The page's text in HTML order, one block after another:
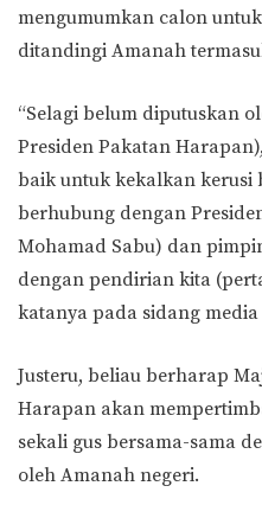
mengumumkan calon
ditandingi Amanah
“Selagi belum diputuskan
Presiden Pakatan
baik untuk kekalkan kerusi
berhubung dengan
Mohamad Sabu) dan
dengan pendirian kita
katanya pada sidang
Justeru, beliau berharap
Harapan akan
sekali gus bersama-sama
oleh Amanah negeri.